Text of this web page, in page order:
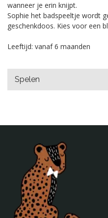
wanneer je erin knijpt.
Sophie het badspeeltje wordt
geschenkdoos. Kies voor een
Leeftijd: vanaf 6 maanden
Spelen